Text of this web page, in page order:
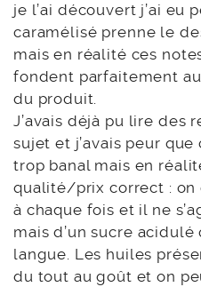
je l’ai découvert j’ai eu
caramélisé prenne le
mais en réalité ces
fondent parfaitement
du produit.
J’avais déjà pu lire des
sujet et j’avais peur
trop banal mais en
qualité/prix correct : on
à chaque fois et il ne
mais d’un sucre acidulé
langue. Les huiles
du tout au goût et on